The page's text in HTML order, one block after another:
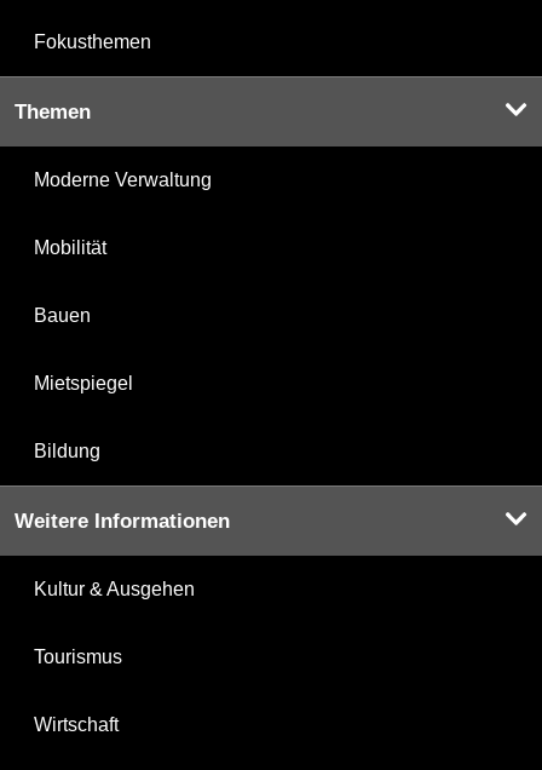
Fokusthemen
Themen
Moderne Verwaltung
Mobilität
Bauen
Mietspiegel
Bildung
Weitere Informationen
Kultur & Ausgehen
Tourismus
Wirtschaft